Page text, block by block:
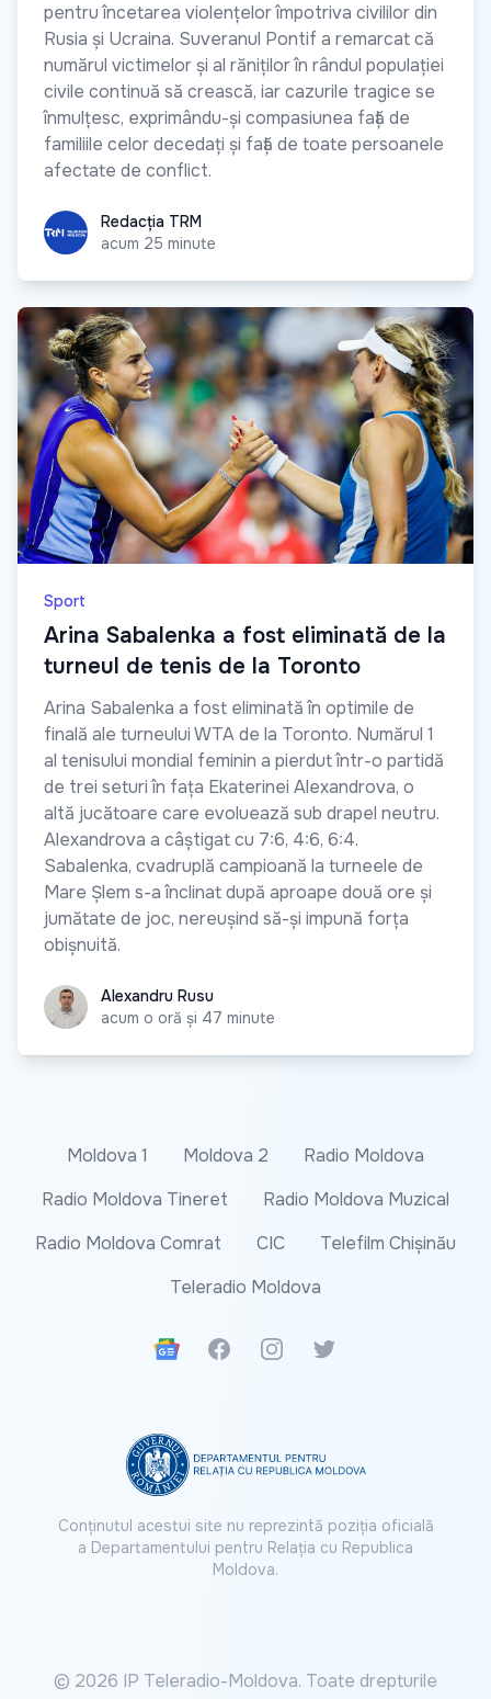
pentru încetarea violențelor împotriva civililor din
Rusia și Ucraina. Suveranul Pontif a remarcat că
numărul victimelor și al răniților în rândul populației
civile continuă să crească, iar cazurile tragice se
înmulțesc, exprimându-și compasiunea față de
familiile celor decedați și față de toate persoanele
afectate de conflict.
Redacția TRM
Redacția TRM
acum 25 minute
Sport
Arina Sabalenka a fost eliminată de la
turneul de tenis de la Toronto
Arina Sabalenka a fost eliminată în optimile de
finală ale turneului WTA de la Toronto. Numărul 1
al tenisului mondial feminin a pierdut într-o partidă
de trei seturi în fața Ekaterinei Alexandrova, o
altă jucătoare care evoluează sub drapel neutru.
Alexandrova a câștigat cu 7:6, 4:6, 6:4.
Sabalenka, cvadruplă campioană la turneele de
Mare Șlem s-a înclinat după aproape două ore și
jumătate de joc, nereușind să-și impună forța
obișnuită.
Alexandru Rusu
Alexandru Rusu
acum o oră și 47 minute
Moldova 1 Moldova 2
Radio Moldova
Radio Moldova Tineret
Radio Moldova Muzical
Radio Moldova Comrat
CIC
Telefilm Chișinău
Teleradio Moldova
Google News
FacebookInstagramTwitter
Conținutul acestui site nu reprezintă poziția oficială
a Departamentului pentru Relația cu Republica
Moldova.
© 2026 IP Teleradio-Moldova. Toate drepturile